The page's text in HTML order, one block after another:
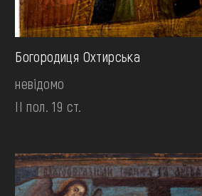
Богородиця Охтирська
невідомо
II пол. 19 ст.